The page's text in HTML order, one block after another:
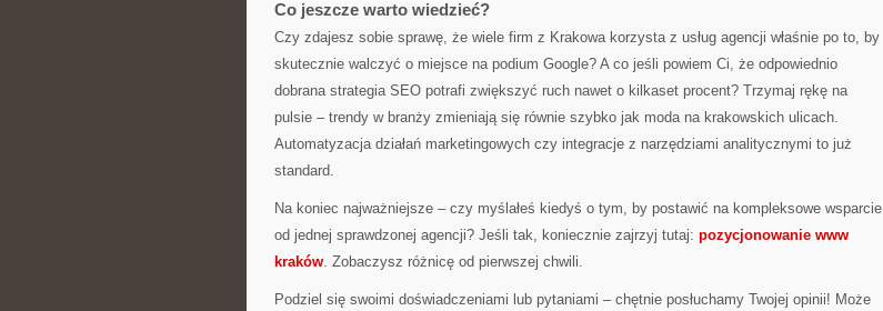
Co jeszcze warto wiedzieć?
Czy zdajesz sobie sprawę, że wiele firm z Krakowa korzysta z usług agencji właśnie po to, by
skutecznie walczyć o miejsce na podium Google? A co jeśli powiem Ci, że odpowiednio
dobrana strategia SEO potrafi zwiększyć ruch nawet o kilkaset procent? Trzymaj rękę na
pulsie – trendy w branży zmieniają się równie szybko jak moda na krakowskich ulicach.
Automatyzacja działań marketingowych czy integracje z narzędziami analitycznymi to już
standard.
Na koniec najważniejsze – czy myślałeś kiedyś o tym, by postawić na kompleksowe wsparcie
od jednej sprawdzonej agencji? Jeśli tak, koniecznie zajrzyj tutaj: pozycjonowanie www
kraków. Zobaczysz różnicę od pierwszej chwili.
Podziel się swoimi doświadczeniami lub pytaniami – chętnie posłuchamy Twojej opinii! Może